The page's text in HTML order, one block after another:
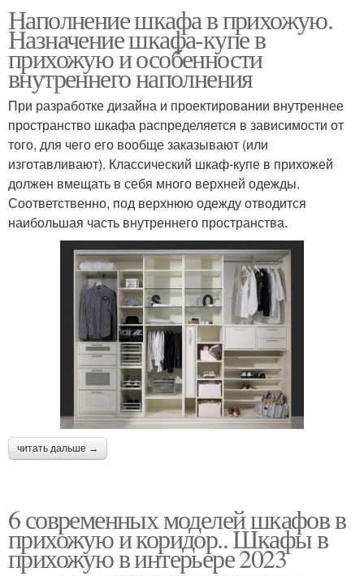
Наполнение шкафа в прихожую.
Назначение шкафа-купе в
прихожую и особенности
внутреннего наполнения
При разработке дизайна и проектировании внутреннее
пространство шкафа распределяется в зависимости от
того, для чего его вообще заказывают (или
изготавливают). Классический шкаф-купе в прихожей
должен вмещать в себя много верхней одежды.
Соответственно, под верхнюю одежду отводится
наибольшая часть внутреннего пространства.
читать дальше →
6 современных моделей шкафов в
прихожую и коридор.. Шкафы в
прихожую в интерьере 2023